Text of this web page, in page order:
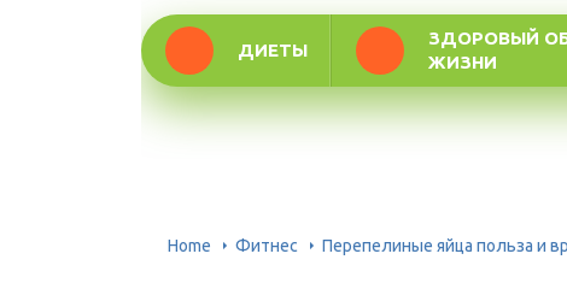
ДИЕТЫ
ЗДОРОВЫЙ
ЖИЗНИ
Home Фитнес Перепелиные яйца польза и